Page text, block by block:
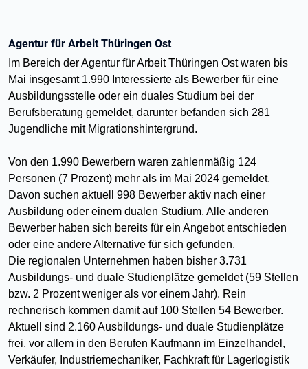
Agentur für Arbeit Thüringen Ost
Im Bereich der Agentur für Arbeit Thüringen Ost waren bis
Mai insgesamt 1.990 Interessierte als Bewerber für eine
Ausbildungsstelle oder ein duales Studium bei der
Berufsberatung gemeldet, darunter befanden sich 281
Jugendliche mit Migrationshintergrund.
Von den 1.990 Bewerbern waren zahlenmäßig 124
Personen (7 Prozent) mehr als im Mai 2024 gemeldet.
Davon suchen aktuell 998 Bewerber aktiv nach einer
Ausbildung oder einem dualen Studium. Alle anderen
Bewerber haben sich bereits für ein Angebot entschieden
oder eine andere Alternative für sich gefunden.
Die regionalen Unternehmen haben bisher 3.731
Ausbildungs- und duale Studienplätze gemeldet (59 Stellen
bzw. 2 Prozent weniger als vor einem Jahr). Rein
rechnerisch kommen damit auf 100 Stellen 54 Bewerber.
Aktuell sind 2.160 Ausbildungs- und duale Studienplätze
frei, vor allem in den Berufen Kaufmann im Einzelhandel,
Verkäufer, Industriemechaniker, Fachkraft für Lagerlogistik